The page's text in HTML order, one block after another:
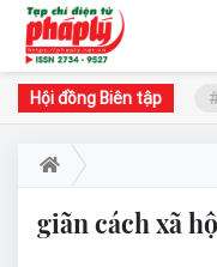
Hội đồng Biên tập
- Chủ tịch Hội đồng
giãn cách xã